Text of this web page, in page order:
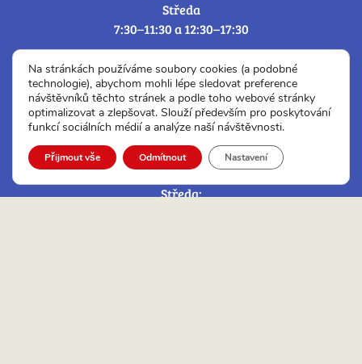
Středa
7:30–11:30 a 12:30–17:30
Úřední hodiny Czech POINT a ověřování a
Podatelny:
Pondělí:
7:30 – 11:30 a 12:30 – 17:30
Úterý:
7:30 – 11:30 a 12:00 – 14:30
Středa:
Na stránkách používáme soubory cookies (a podobné
technologie), abychom mohli lépe sledovat preference
návštěvníků těchto stránek a podle toho webové stránky
optimalizovat a zlepšovat. Slouží především pro poskytování
funkcí sociálních médií a analýze naší návštěvnosti.
Přijmout vše Odmítnout Nastavení